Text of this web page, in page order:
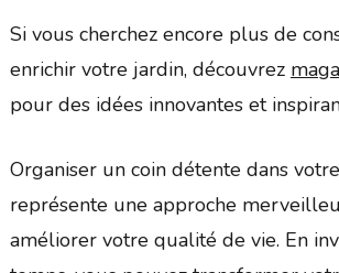
Si vous cherchez encore plus de
enrichir votre jardin, découvrez
pour des idées innovantes et
Organiser un coin détente dans
représente une approche
améliorer votre qualité de vie. En